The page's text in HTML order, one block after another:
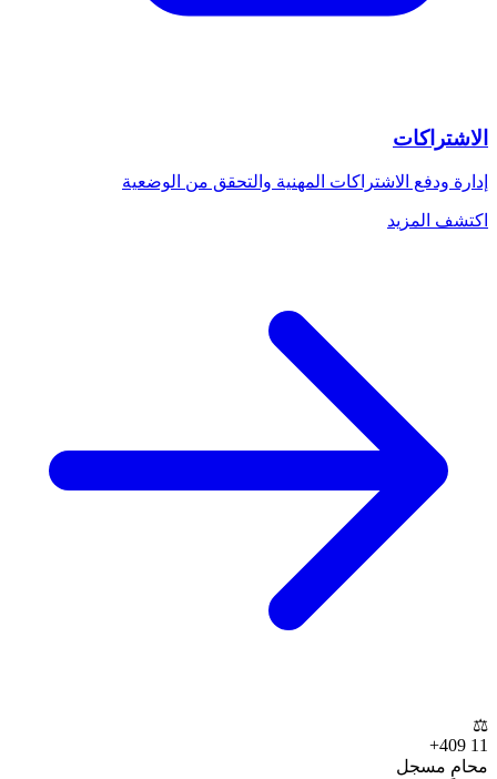
الاشتراكات
إدارة ودفع الاشتراكات المهنية والتحقق من الوضعية
اكتشف المزيد
⚖️
11 409
+
محامٍ مسجل